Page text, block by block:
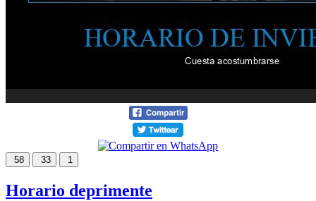
58 33 1
Horario deprimente